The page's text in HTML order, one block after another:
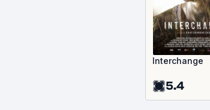
Interchange
5.4